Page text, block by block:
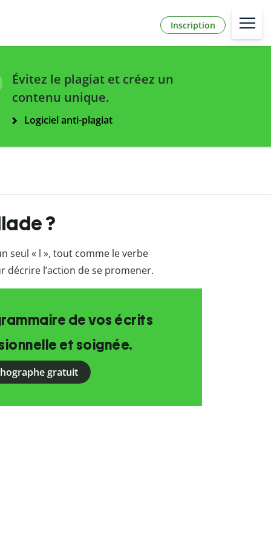
Inscription
Évitez le plagiat et créez un
contenu unique.
Logiciel anti-plagiat
?
seul « l », tout comme le verbe
décrire l’action de se promener.
de vos écrits
et soignée.
gratuit